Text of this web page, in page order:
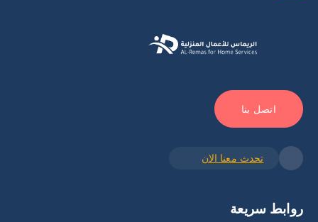
اتصل بنا
تحدث معنا الان
روابط سريعة